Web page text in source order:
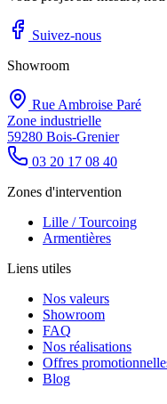
Suivez-nous
Showroom
Rue Ambroise Paré
Zone industrielle
59280 Bois-Grenier
03 20 17 08 40
Zones d'intervention
Lille / Tourcoing
Armentières
Liens utiles
Nos valeurs
Showroom
FAQ
Nos réalisations
Offres
Blog